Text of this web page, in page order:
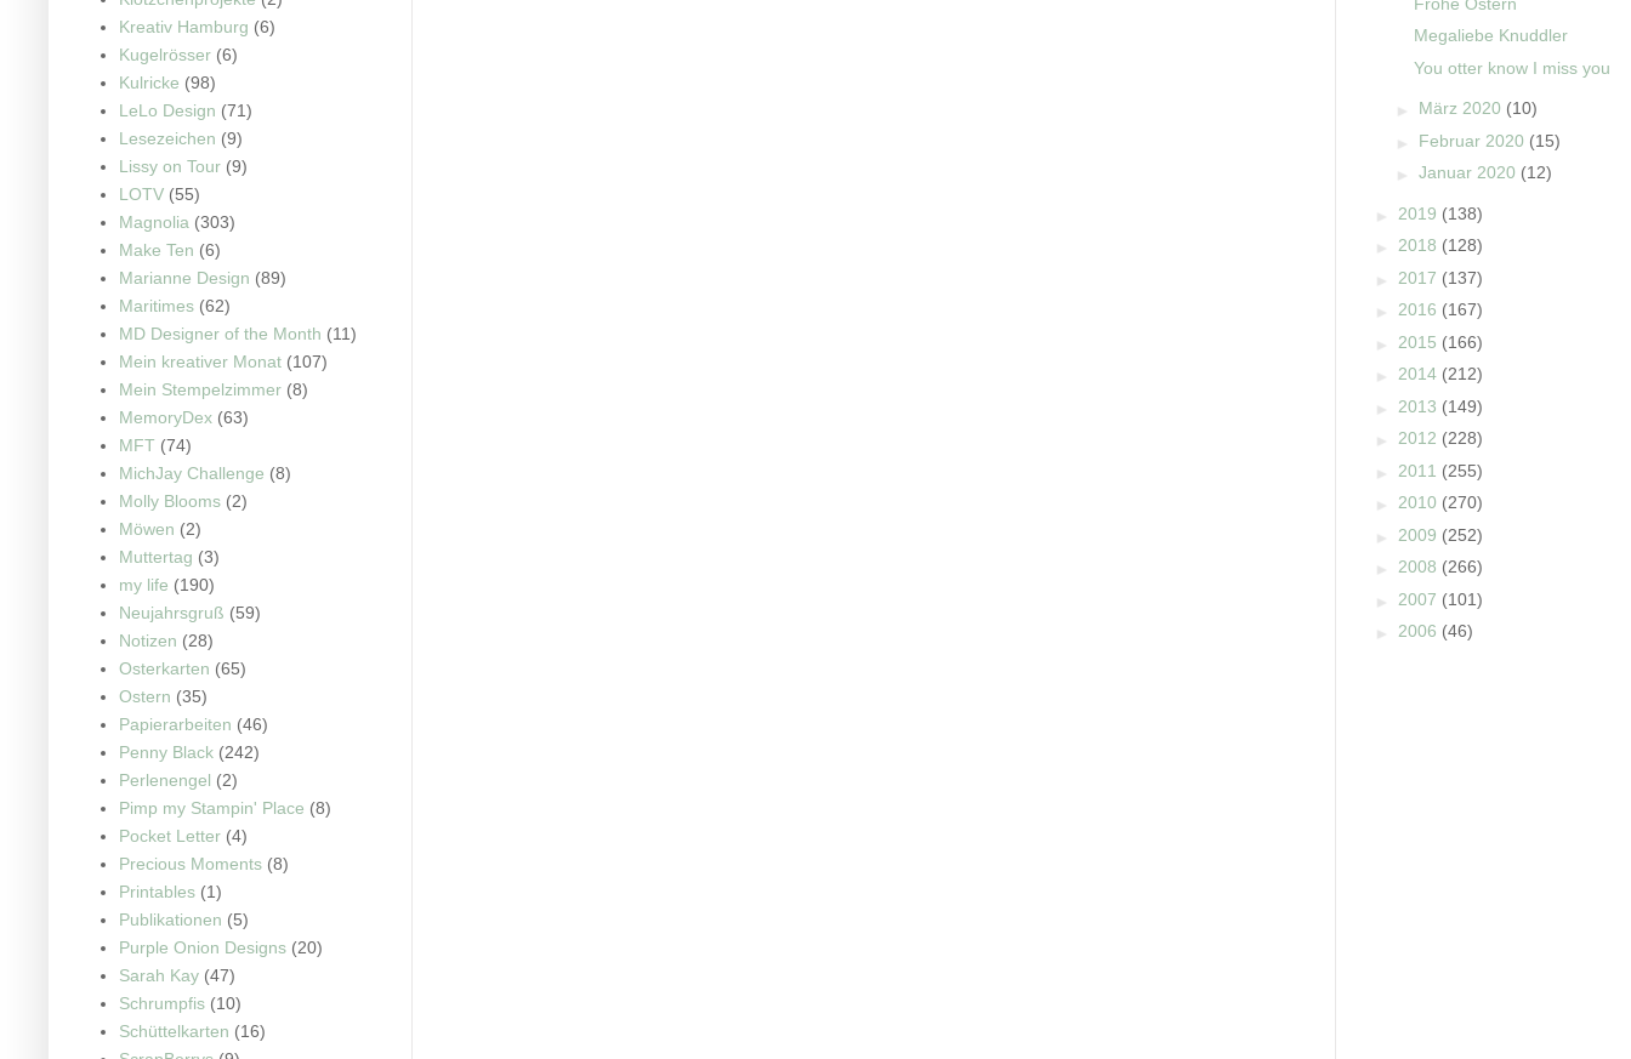
Kreativ Hamburg (6)
Kugelrösser (6)
Kulricke (98)
LeLo Design (71)
Lesezeichen (9)
Lissy on Tour (9)
LOTV (55)
Magnolia (303)
Make Ten (6)
Marianne Design (89)
Maritimes (62)
MD Designer of the Month (11)
Mein kreativer Monat (107)
Mein Stempelzimmer (8)
MemoryDex (63)
MFT (74)
MichJay Challenge (8)
Molly Blooms (2)
Möwen (2)
Muttertag (3)
my life (190)
Neujahrsgruß (59)
Notizen (28)
Osterkarten (65)
Ostern (35)
Papierarbeiten (46)
Penny Black (242)
Perlenengel (2)
Pimp my Stampin' Place (8)
Pocket Letter (4)
Precious Moments (8)
Printables (1)
Publikationen (5)
Purple Onion Designs (20)
Sarah Kay (47)
Schrumpfis (10)
Schüttelkarten (16)
Megaliebe Knuddler
You otter know I miss you
► März 2020 (10)
► Februar 2020 (15)
► Januar 2020 (12)
► 2019 (138)
► 2018 (128)
► 2017 (137)
► 2016 (167)
► 2015 (166)
► 2014 (212)
► 2013 (149)
► 2012 (228)
► 2011 (255)
► 2010 (270)
► 2009 (252)
► 2008 (266)
► 2007 (101)
► 2006 (46)